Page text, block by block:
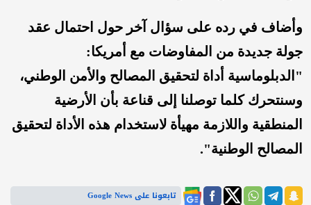
وأضاف في رده على سؤال آخر حول احتمال عقد
جولة جديدة من المفاوضات مع أمريكا:
"الدبلوماسية أداة لتحقيق المصالح والأمن الوطني،
وسنتحرك كلما توصلنا إلى قناعة بأن الأرضية
المنطقية واللازمة مهيأة لاستخدام هذه الأداة لتحقيق
المصالح الوطنية".
تابعونا على Google News